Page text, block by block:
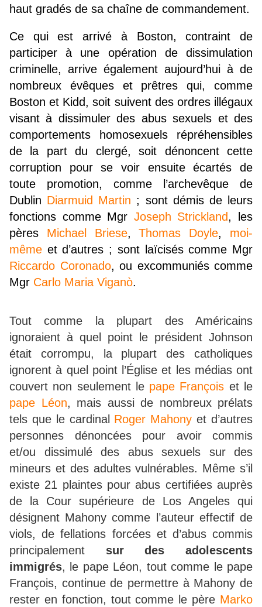
haut gradés de sa chaîne de commandement.
Ce qui est arrivé à Boston, contraint de
participer à une opération de dissimulation
criminelle, arrive également aujourd’hui à de
nombreux évêques et prêtres qui, comme
Boston et Kidd, soit suivent des ordres illégaux
visant à dissimuler des abus sexuels et des
comportements homosexuels répréhensibles
de la part du clergé, soit dénoncent cette
corruption pour se voir ensuite écartés de
toute promotion, comme l’archevêque de
Dublin Diarmuid Martin ; sont démis de leurs
fonctions comme Mgr Joseph Strickland, les
pères Michael Briese,Thomas Doyle, moi-
même et d’autres ; sont laïcisés comme Mgr
Riccardo Coronado, ou excommuniés comme
Mgr Carlo Maria Viganò.
Tout comme la plupart des Américains
ignoraient à quel point le président Johnson
était corrompu, la plupart des catholiques
ignorent à quel point l’Église et les médias ont
couvert non seulement le pape François et le
pape Léon, mais aussi de nombreux prélats
tels que le cardinal Roger Mahony et d’autres
personnes dénoncées pour avoir commis
et/ou dissimulé des abus sexuels sur des
mineurs et des adultes vulnérables. Même s’il
existe 21 plaintes pour abus certifiées auprès
de la Cour supérieure de Los Angeles qui
désignent Mahony comme l’auteur effectif de
viols, de fellations forcées et d’abus commis
principalement sur des adolescents
immigrés, le pape Léon, tout comme le pape
François, continue de permettre à Mahony de
rester en fonction, tout comme le père Marko